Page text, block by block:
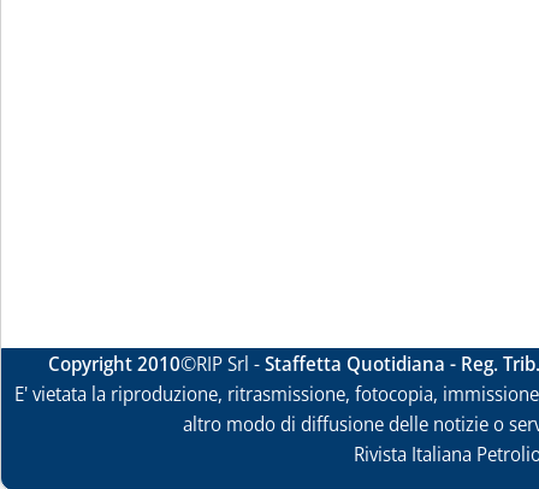
Copyright 2010©RIP Srl -Staffetta Quotidiana - Reg.
E' vietata la riproduzione, ritrasmissione, fotocopia,
altro modo di diffusione delle notizie o
Rivista Italiana